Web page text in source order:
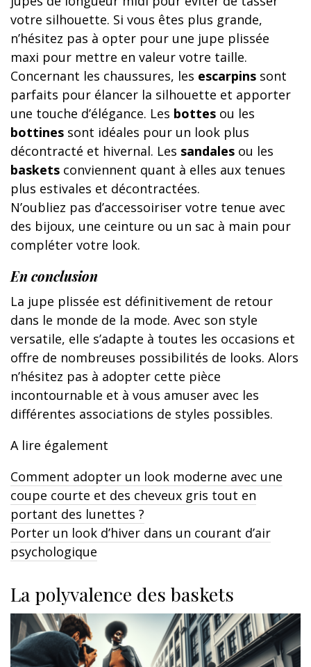
votre silhouette. Si vous êtes plus grande,
n’hésitez pas à opter pour une jupe plissée
maxi pour mettre en valeur votre taille.
Concernant les chaussures, les escarpins sont
parfaits pour élancer la silhouette et apporter
une touche d’élégance. Les bottes ou les
bottines sont idéales pour un look plus
décontracté et hivernal. Les sandales ou les
baskets conviennent quant à elles aux tenues
plus estivales et décontractées.
N’oubliez pas d’accessoiriser votre tenue avec
des bijoux, une ceinture ou un sac à main pour
compléter votre look.
En conclusion
La jupe plissée est définitivement de retour
dans le monde de la mode. Avec son style
versatile, elle s’adapte à toutes les occasions et
offre de nombreuses possibilités de looks. Alors
n’hésitez pas à adopter cette pièce
incontournable et à vous amuser avec les
différentes associations de styles possibles.
A lire également
Comment adopter un look moderne avec une
coupe courte et des cheveux gris tout en
portant des lunettes ?
Porter un look d’hiver dans un courant d’air
psychologique
La polyvalence des baskets